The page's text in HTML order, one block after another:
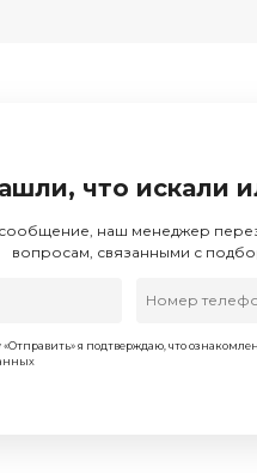
что искали
сообщение, наш менеджер
вопросам, связанными с
я подтверждаю, что